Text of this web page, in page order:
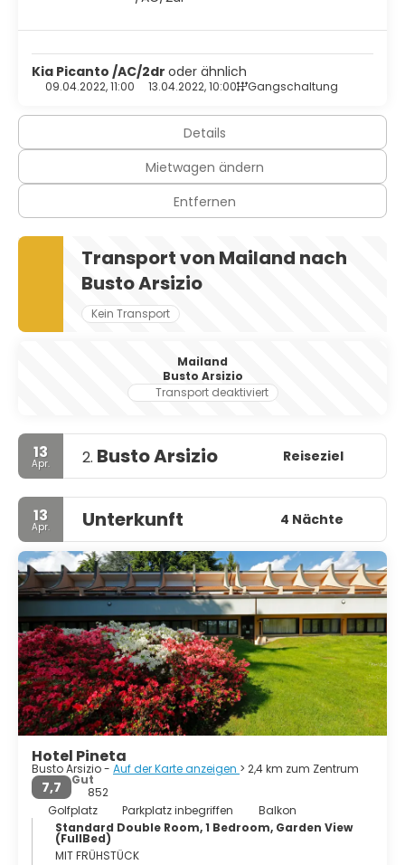
Kia Picanto /AC/2dr oder ähnlich
09.04.2022, 11:00 13.04.2022, 10:00 Gangschaltung
Details
Mietwagen ändern
Entfernen
Transport von Mailand nach
Busto Arsizio
Kein Transport
Mailand
Busto Arsizio
Transport deaktiviert
13
Apr. 2. Busto Arsizio Reiseziel
13
Apr. Unterkunft 4 Nächte
Hotel Pineta
Busto Arsizio - Auf der Karte anzeigen > 2,4 km zum Zentrum
7,7
Gut
852
Golfplatz
Parkplatz inbegriffen
Balkon
Standard Double Room, 1 Bedroom, Garden View
(FullBed)
MIT FRÜHSTÜCK